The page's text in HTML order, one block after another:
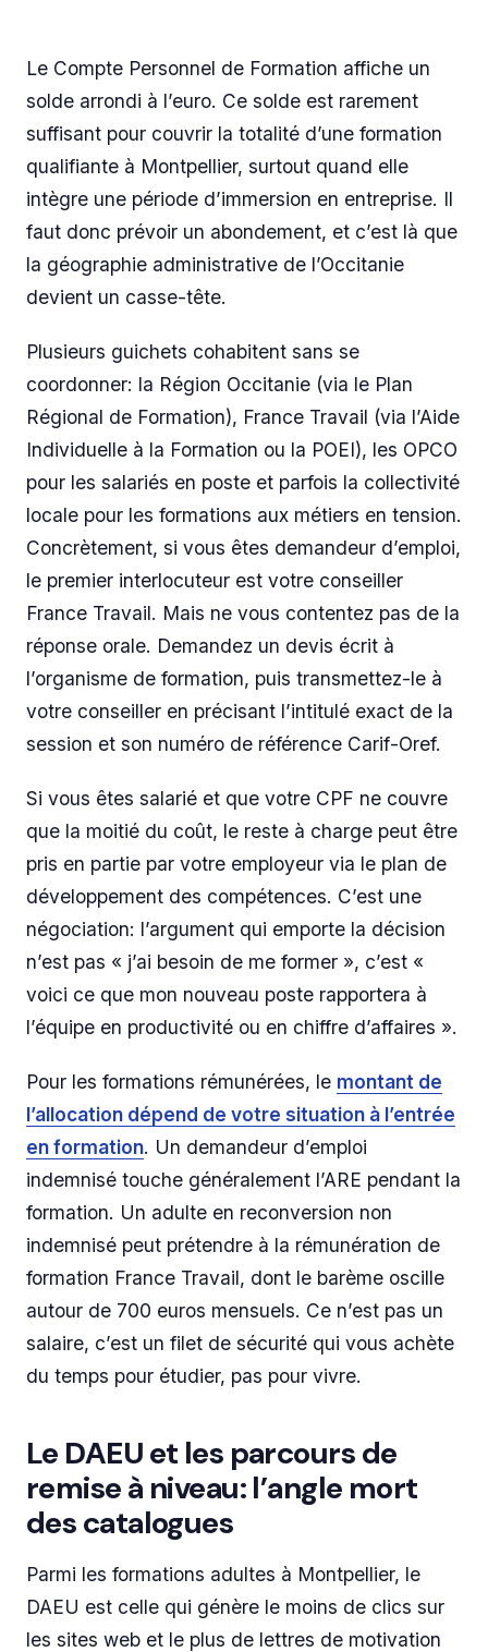
Le Compte Personnel de Formation affiche un
solde arrondi à l’euro. Ce solde est rarement
suffisant pour couvrir la totalité d’une formation
qualifiante à Montpellier, surtout quand elle
intègre une période d’immersion en entreprise. Il
faut donc prévoir un abondement, et c’est là que
la géographie administrative de l’Occitanie
devient un casse-tête.
Plusieurs guichets cohabitent sans se
coordonner: la Région Occitanie (via le Plan
Régional de Formation), France Travail (via l’Aide
Individuelle à la Formation ou la POEI), les OPCO
pour les salariés en poste et parfois la collectivité
locale pour les formations aux métiers en tension.
Concrètement, si vous êtes demandeur d’emploi,
le premier interlocuteur est votre conseiller
France Travail. Mais ne vous contentez pas de la
réponse orale. Demandez un devis écrit à
l’organisme de formation, puis transmettez-le à
votre conseiller en précisant l’intitulé exact de la
session et son numéro de référence Carif-Oref.
Si vous êtes salarié et que votre CPF ne couvre
que la moitié du coût, le reste à charge peut être
pris en partie par votre employeur via le plan de
développement des compétences. C’est une
négociation: l’argument qui emporte la décision
n’est pas « j’ai besoin de me former », c’est «
voici ce que mon nouveau poste rapportera à
l’équipe en productivité ou en chiffre d’affaires ».
Pour les formations rémunérées, le montant de
l’allocation dépend de votre situation à l’entrée
en formation. Un demandeur d’emploi
indemnisé touche généralement l’ARE pendant la
formation. Un adulte en reconversion non
indemnisé peut prétendre à la rémunération de
formation France Travail, dont le barème oscille
autour de 700 euros mensuels. Ce n’est pas un
salaire, c’est un filet de sécurité qui vous achète
du temps pour étudier, pas pour vivre.
Le DAEU et les parcours de
remise à niveau: l’angle mort
des catalogues
Parmi les formations adultes à Montpellier, le
DAEU est celle qui génère le moins de clics sur
les sites web et le plus de lettres de motivation